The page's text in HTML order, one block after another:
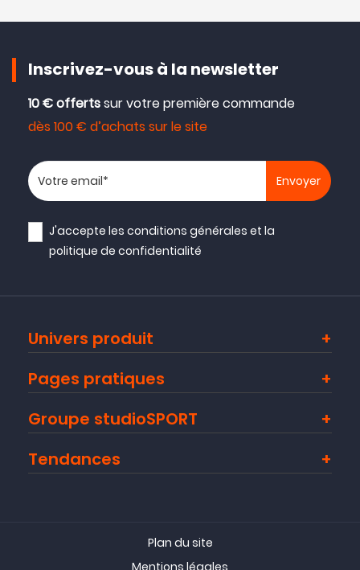
Inscrivez-vous à la newsletter
10 € offertssur votre première commande
dès 100 € d’achats sur le site
Votre adresse email
J'accepte lesconditions générales et la
politique de confidentialité
Univers produit
Pages pratiques
Groupe studioSPORT
Tendances
Plan du site